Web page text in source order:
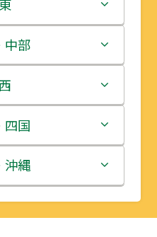
県
県
県
県
県
県
県
県
中部
県
県
県
県
県
府
四国
県
県
沖縄
県